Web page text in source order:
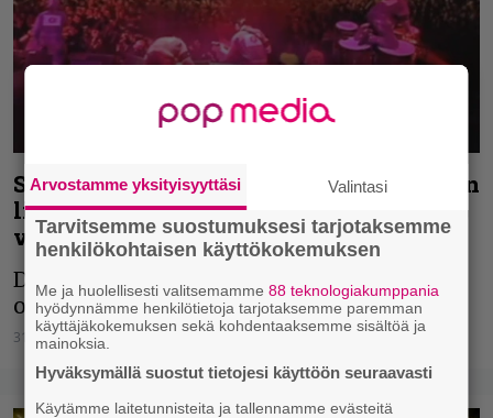
Slipknot latasi Iowa-kiertueella kuvatun
live-dvd:nsä nettiin – katso kun vielä
voit
Disasterpieces esittää hurjassa iskussa
olevan yhtyeen.
31.08.2020 Vesa Siltanen
Arvostamme yksityisyyttäsi Valintasi
Tarvitsemme suostumuksesi tarjotaksemme
henkilökohtaisen käyttökokemuksen
Me ja huolellisesti valitsemamme88 teknologiakumppania
hyödynnämme henkilötietoja tarjotaksemme paremman
käyttäjäkokemuksen sekä kohdentaaksemme sisältöä ja
mainoksia.
Hyväksymällä suostut tietojesi käyttöön seuraavasti
Käytämme laitetunnisteita ja tallennamme evästeitä